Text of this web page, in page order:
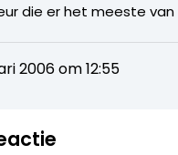
die er het meeste van
2006 om 12:55